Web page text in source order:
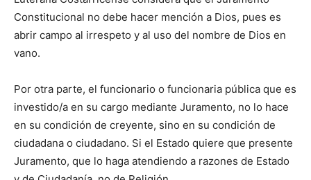
Constitucional no debe hacer mención a Dios, pues es
abrir campo al irrespeto y al uso del nombre de Dios en
vano.
Por otra parte, el funcionario o funcionaria pública que es
investido/a en su cargo mediante Juramento, no lo hace
en su condición de creyente, sino en su condición de
ciudadana o ciudadano. Si el Estado quiere que presente
Juramento, que lo haga atendiendo a razones de Estado